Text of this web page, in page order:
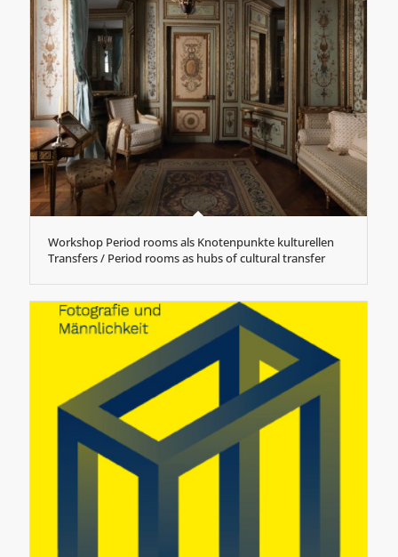
Workshop Period rooms als Knotenpunkte kulturellen
Transfers / Period rooms as hubs of cultural transfer